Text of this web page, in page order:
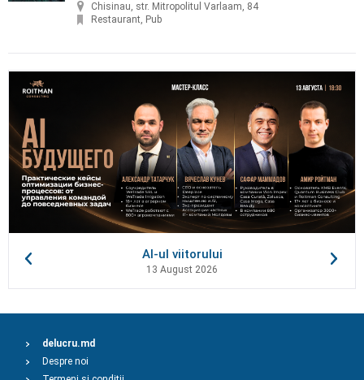
Chisinau, str. Mitropolitul Varlaam, 84
Restaurant, Pub
AI-ul viitorului
13 August 2026
delucru.md
Despre noi